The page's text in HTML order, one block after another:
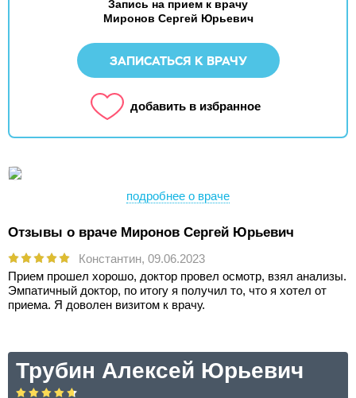
Запись на прием к врачу
Миронов Сергей Юрьевич
ЗАПИСАТЬСЯ К ВРАЧУ
добавить в избранное
подробнее о враче
Отзывы о враче Миронов Сергей Юрьевич
Константин, 09.06.2023
Прием прошел хорошо, доктор провел осмотр, взял анализы.
Эмпатичный доктор, по итогу я получил то, что я хотел от
приема. Я доволен визитом к врачу.
Трубин Алексей Юрьевич